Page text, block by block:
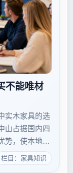
不能唯材
实木家具的选
山占据国内四
势，使本地市
，而且目前红
家具市场低
栏目：家具知识